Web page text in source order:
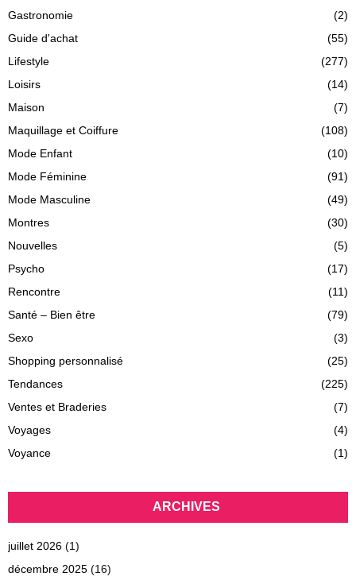
Gastronomie
(2)
Guide d'achat
(55)
Lifestyle
(277)
Loisirs
(14)
Maison
(7)
Maquillage et Coiffure
(108)
Mode Enfant
(10)
Mode Féminine
(91)
Mode Masculine
(49)
Montres
(30)
Nouvelles
(5)
Psycho
(17)
Rencontre
(11)
Santé – Bien être
(79)
Sexo
(3)
Shopping personnalisé
(25)
Tendances
(225)
Ventes et Braderies
(7)
Voyages
(4)
Voyance
(1)
ARCHIVES
juillet 2026 (1)
décembre 2025 (16)